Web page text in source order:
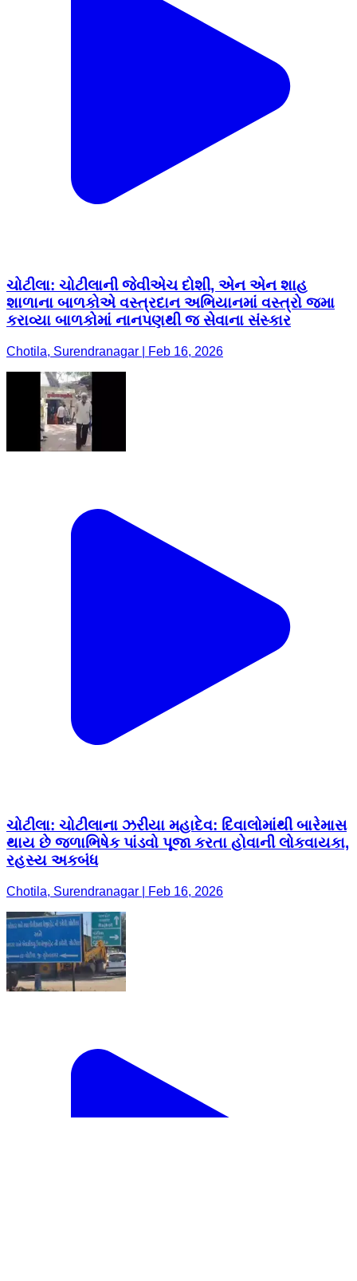
ચોટીલા: ચોટીલાની જેવીએચ દોશી, એન એન શાહ
શાળાના બાળકોએ વસ્ત્રદાન અભિયાનમાં વસ્ત્રો જમા
કરાવ્યા બાળકોમાં નાનપણથી જ સેવાના સંસ્કાર
Chotila, Surendranagar | Feb 16, 2026
ચોટીલા: ચોટીલાના ઝરીયા મહાદેવ: દિવાલોમાંથી બારેમાસ
થાય છે જળાભિષેક પાંડવો પૂજા કરતા હોવાની લોકવાયકા,
રહસ્ય અકબંધ
Chotila, Surendranagar | Feb 16, 2026